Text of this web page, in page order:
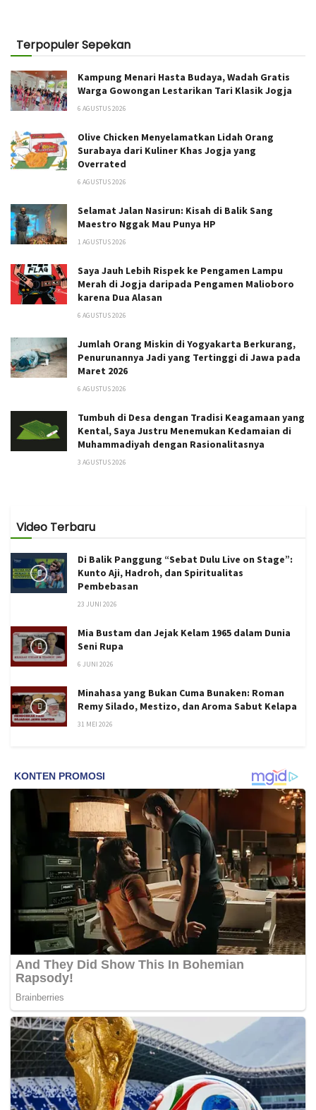
Terpopuler Sepekan
Kampung Menari Hasta Budaya, Wadah Gratis
Warga Gowongan Lestarikan Tari Klasik Jogja
6 AGUSTUS 2026
Olive Chicken Menyelamatkan Lidah Orang
Surabaya dari Kuliner Khas Jogja yang
Overrated
6 AGUSTUS 2026
Selamat Jalan Nasirun: Kisah di Balik Sang
Maestro Nggak Mau Punya HP
1 AGUSTUS 2026
Saya Jauh Lebih Rispek ke Pengamen Lampu
Merah di Jogja daripada Pengamen Malioboro
karena Dua Alasan
6 AGUSTUS 2026
Jumlah Orang Miskin di Yogyakarta Berkurang,
Penurunannya Jadi yang Tertinggi di Jawa pada
Maret 2026
6 AGUSTUS 2026
Tumbuh di Desa dengan Tradisi Keagamaan yang
Kental, Saya Justru Menemukan Kedamaian di
Muhammadiyah dengan Rasionalitasnya
3 AGUSTUS 2026
Video Terbaru
Di Balik Panggung “Sebat Dulu Live on Stage”:
Kunto Aji, Hadroh, dan Spiritualitas
Pembebasan
23 JUNI 2026
Mia Bustam dan Jejak Kelam 1965 dalam Dunia
Seni Rupa
6 JUNI 2026
Minahasa yang Bukan Cuma Bunaken: Roman
Remy Silado, Mestizo, dan Aroma Sabut Kelapa
31 MEI 2026